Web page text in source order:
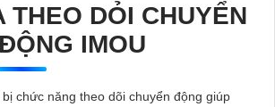
THEO DỎI CHUYỂN
IMOU
chức năng theo dõi chuyển động giúp